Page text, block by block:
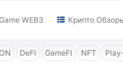
Game WEB3 Крипто
DeFI GameFI NFT